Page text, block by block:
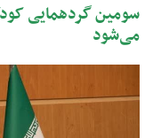
سومین گردهمایی
می‌شود